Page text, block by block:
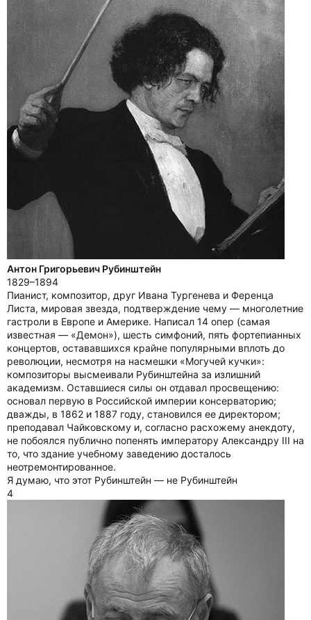
Антон Григорьевич Рубинштейн
1829–1894
Пианист, композитор, друг Ивана Тургенева и Ференца
Листа, мировая звезда, подтверждение чему — многолетние
гастроли в Европе и Америке. Написал 14 опер (самая
известная — «Демон»), шесть симфоний, пять фортепианных
концертов, остававшихся крайне популярными вплоть до
революции, несмотря на насмешки «Могучей кучки»:
композиторы высмеивали Рубинштейна за излишний
академизм. Оставшиеся силы он отдавал просвещению:
основал первую в Российской империи консерваторию;
дважды, в 1862 и 1887 году, становился ее директором;
преподавал Чайковскому и, согласно расхожему анекдоту,
не побоялся публично попенять императору Александру III на
то, что здание учебному заведению досталось
неотремонтированное.
Я думаю, что этот Рубинштейн — не Рубинштейн
4